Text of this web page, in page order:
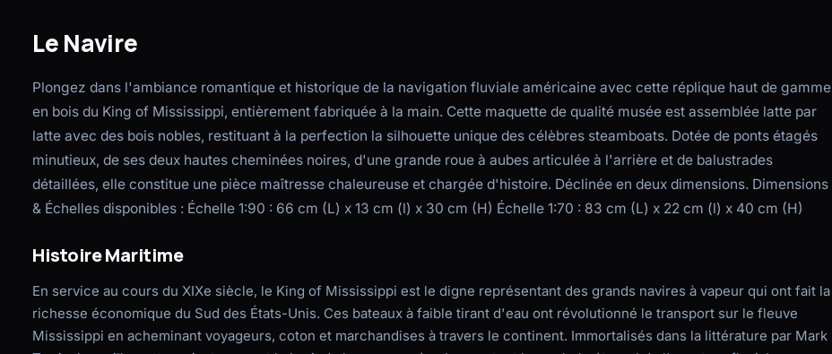
Le Navire
Plongez dans l'ambiance romantique et historique de la navigation fluviale américaine avec cette réplique haut de gamme
en bois du King of Mississippi, entièrement fabriquée à la main. Cette maquette de qualité musée est assemblée latte par
latte avec des bois nobles, restituant à la perfection la silhouette unique des célèbres steamboats. Dotée de ponts étagés
minutieux, de ses deux hautes cheminées noires, d'une grande roue à aubes articulée à l'arrière et de balustrades
détaillées, elle constitue une pièce maîtresse chaleureuse et chargée d'histoire. Déclinée en deux dimensions. Dimensions
& Échelles disponibles : Échelle 1:90 : 66 cm (L) x 13 cm (l) x 30 cm (H) Échelle 1:70 : 83 cm (L) x 22 cm (l) x 40 cm (H)
Histoire Maritime
En service au cours du XIXe siècle, le King of Mississippi est le digne représentant des grands navires à vapeur qui ont fait la
richesse économique du Sud des États-Unis. Ces bateaux à faible tirant d'eau ont révolutionné le transport sur le fleuve
Mississippi en acheminant voyageurs, coton et marchandises à travers le continent. Immortalisés dans la littérature par Mark